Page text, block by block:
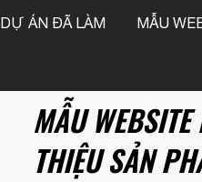
DỰ ÁN ĐÃ LÀM MẪU
MẪU
THIỆU SẢN